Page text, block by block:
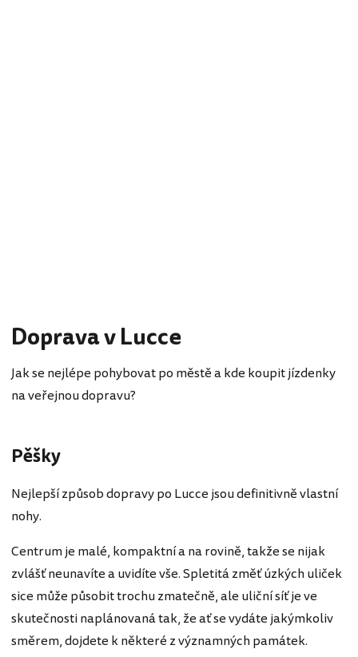
Doprava v Lucce
Jak se nejlépe pohybovat po městě a kde koupit jízdenky
na veřejnou dopravu?
Pěšky
Nejlepší způsob dopravy po Lucce jsou definitivně vlastní
nohy.
Centrum je malé, kompaktní a na rovině, takže se nijak
zvlášť neunavíte a uvidíte vše. Spletitá změť úzkých uliček
sice může působit trochu zmatečně, ale uliční síť je ve
skutečnosti naplánovaná tak, že ať se vydáte jakýmkoliv
směrem, dojdete k některé z významných památek.